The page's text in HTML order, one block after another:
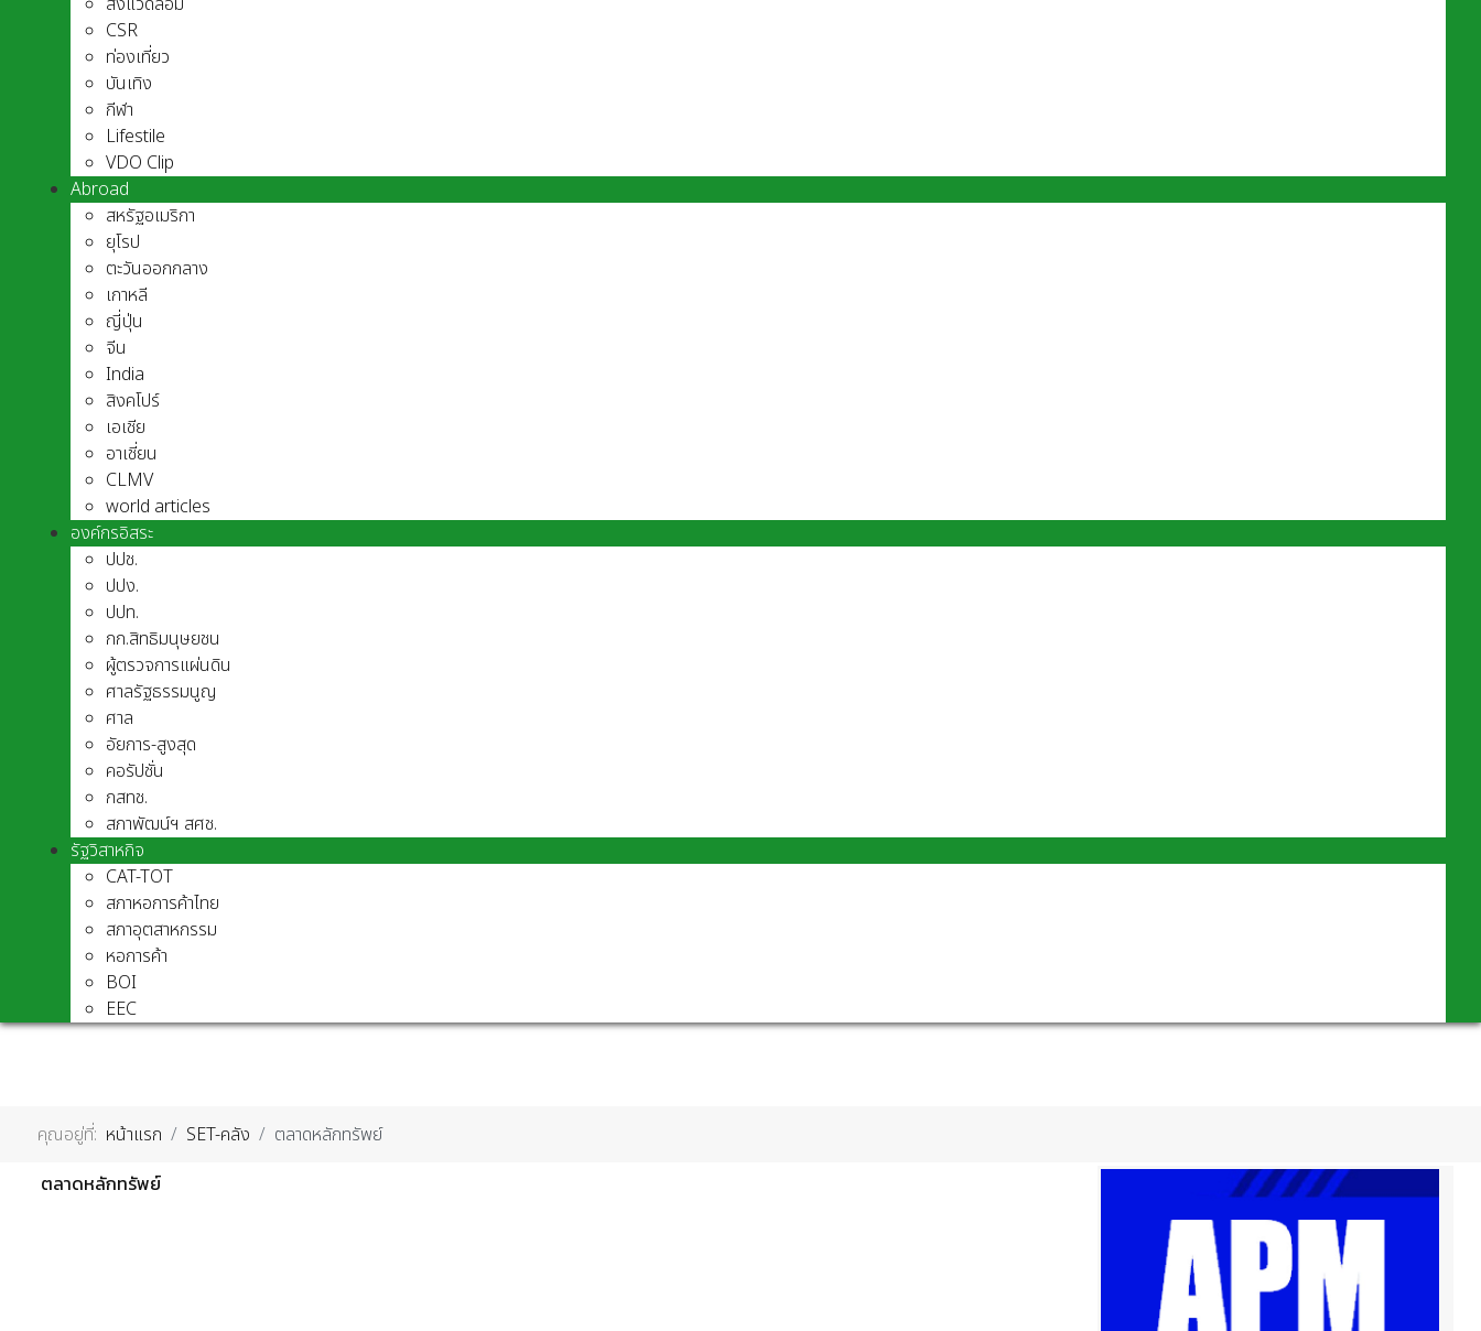
CSR
ท่องเที่ยว
บันเทิง
กีฬา
Lifestile
VDO Clip
Abroad
สหรัฐอเมริกา
ยุโรป
ตะวันออกกลาง
เกาหลี
ญี่ปุ่น
จีน
India
สิงคโปร์
เอเชีย
อาเชี่ยน
CLMV
world articles
องค์กรอิสระ
ปปช.
ปปง.
ปปท.
กก.สิทธิมนุษยชน
ผู้ตรวจการแผ่นดิน
ศาลรัฐธรรมนูญ
ศาล
อัยการ-สูงสุด
คอรัปชั่น
กสทช.
สภาพัฒน์ฯ สศช.
รัฐวิสาหกิจ
CAT-TOT
สภาหอการค้าไทย
สภาอุตสาหกรรม
หอการค้า
BOI
EEC
คุณอยู่ที่: หน้าแรก SET-คลัง
ตลาดหลักทรัพย์
ตลาดหลักทรัพย์